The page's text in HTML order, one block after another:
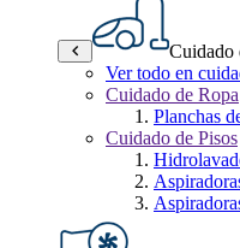
Cuidado
Ver todo en
Cuidado de Ropa
Planchas
Cuidado de Pisos